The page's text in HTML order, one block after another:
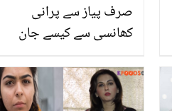
صرف پیاز سے پرانی
کھانسی سے کیسے جان
فوری دور کرنے والا جادوئی
ٹانک